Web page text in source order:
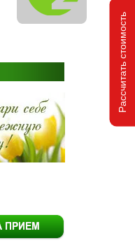
Рассчитать стоимость